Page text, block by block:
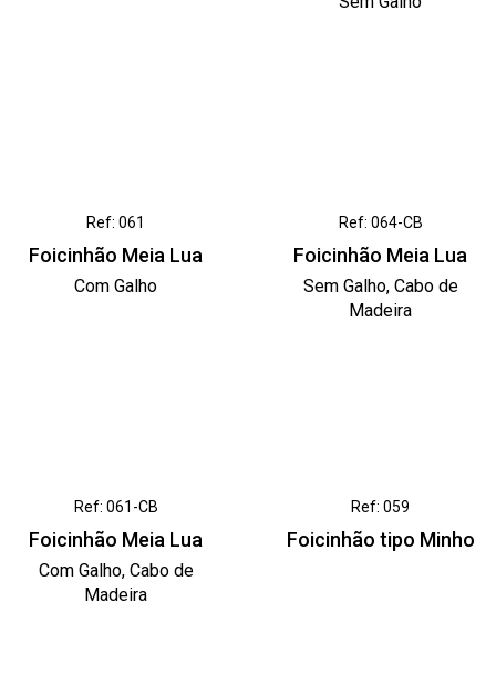
Ref: 061
Foicinhão Meia Lua
Com Galho
Ref: 064-CB
Foicinhão Meia Lua
Sem Galho, Cabo de
Madeira
Ref: 061-CB
Foicinhão Meia Lua
Com Galho, Cabo de
Madeira
Ref: 059
Foicinhão tipo Minho